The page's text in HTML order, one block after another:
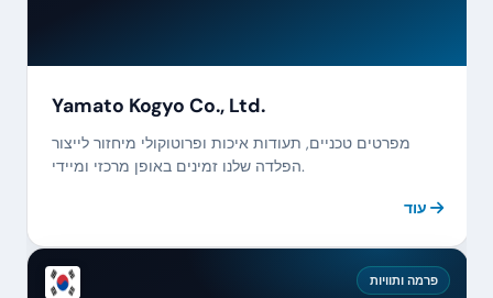
Yamato Kogyo Co., Ltd.
מפרטים טכניים, תעודות איכות ופרוטוקולי מיחזור לייצור
הפלדה שלנו זמינים באופן מרכזי ומיידי.
עוד
פרמה ותוויות